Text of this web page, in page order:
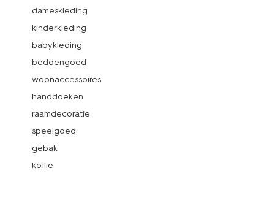
dameskleding
kinderkleding
babykleding
beddengoed
woonaccessoires
handdoeken
raamdecoratie
speelgoed
gebak
koffie